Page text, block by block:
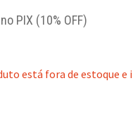
no PIX (10% OFF)
está fora de estoque e